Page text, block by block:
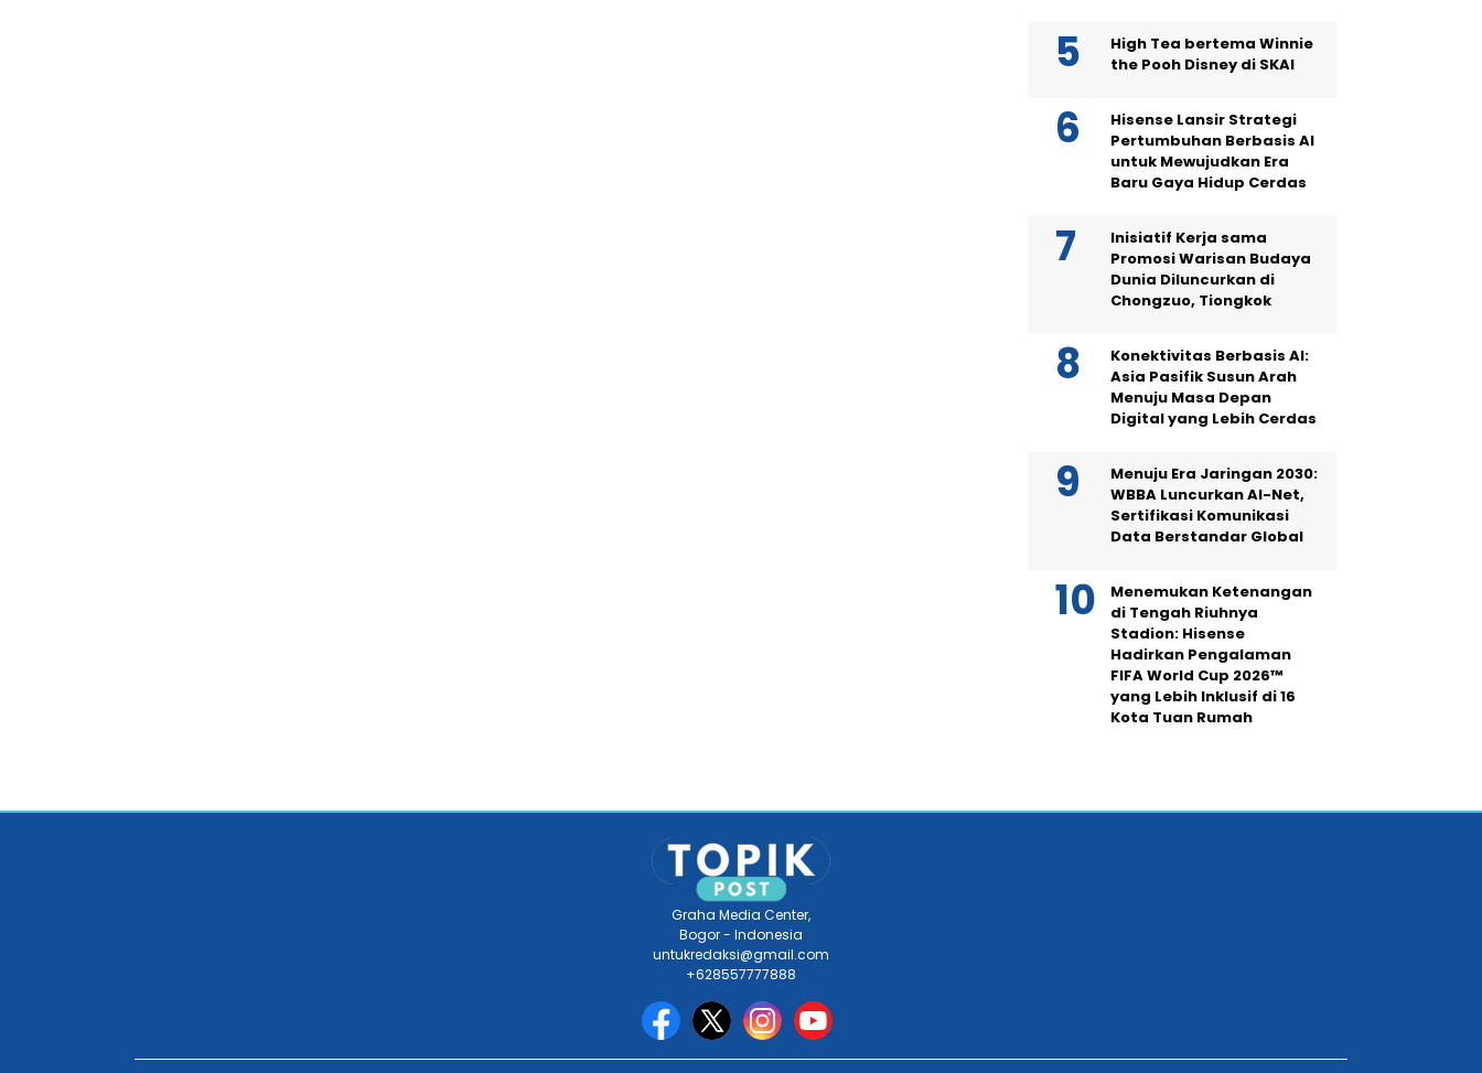
High Tea bertema Winnie
the Pooh Disney di SKAI
Hisense Lansir Strategi
Pertumbuhan Berbasis AI
untuk Mewujudkan Era
Baru Gaya Hidup Cerdas
Inisiatif Kerja sama
Promosi Warisan Budaya
Dunia Diluncurkan di
Chongzuo, Tiongkok
Konektivitas Berbasis AI:
Asia Pasifik Susun Arah
Menuju Masa Depan
Digital yang Lebih Cerdas
Menuju Era Jaringan 2030:
WBBA Luncurkan AI-Net,
Sertifikasi Komunikasi
Data Berstandar Global
Menemukan Ketenangan
di Tengah Riuhnya
Stadion: Hisense
Hadirkan Pengalaman
FIFA World Cup 2026™
yang Lebih Inklusif di 16
Kota Tuan Rumah
Graha Media Center,
Bogor - Indonesia
untukredaksi@gmail.com
+628557777888